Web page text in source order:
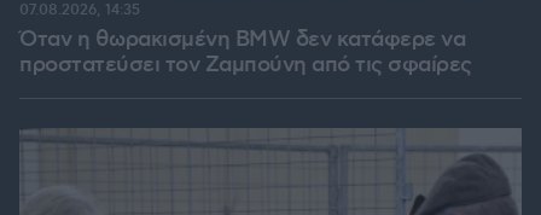
Όταν η θωρακισμένη BMW δεν κατάφερε να
προστατεύσει τον Ζαμπούνη από τις σφαίρες
07.08.2026, 14:35